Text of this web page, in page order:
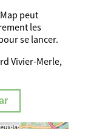
peut
les
se lancer.
Vivier-Merle,